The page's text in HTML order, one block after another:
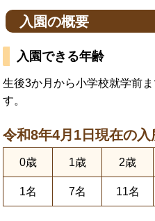
入園の概要
入園できる年齢
生後3か月から小学校就学前
す。
令和8年4月1日現在の入
0歳 1歳 2歳
1名 7名 11名